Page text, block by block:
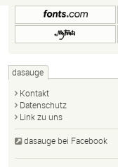
dasauge
Kontakt
Datenschutz
Link zu uns
dasauge bei Facebook